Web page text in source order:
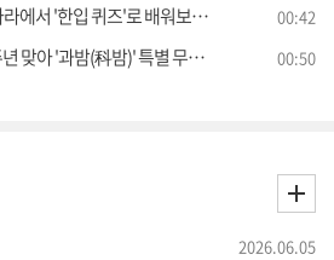
서 '한입 퀴즈'로 배워보세요 00:42
'과밤(科밤)' 특별 무료 야간 개관 00:50
2026.06.05